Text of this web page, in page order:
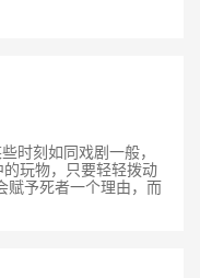
时刻如同戏剧一般，
玩物，只要轻轻拨动
赋予死者一个理由，而